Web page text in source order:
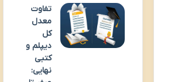
تفاوت
معدل
کل
دیپلم و
کتبی
نهایی: